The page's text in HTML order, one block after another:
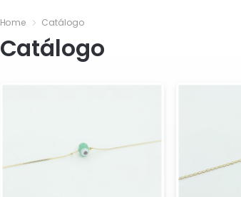
Home Catálogo
Catálogo